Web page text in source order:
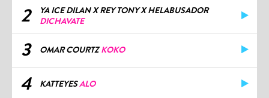
2
YA ICE DILAN X REY TONY X HELABUSADOR
DICHAVATE
3 OMAR COURTZKOKO
4 KATTEYESALO